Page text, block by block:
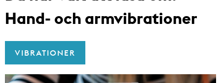
Hand- och armvibrationer
VIBRATIONER